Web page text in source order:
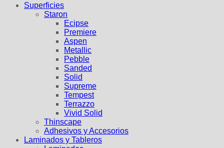
Superficies
Staron
Ecipse
Premiere
Aspen
Metallic
Pebble
Sanded
Solid
Supreme
Tempest
Terrazzo
Vivid Solid
Thinscape
Adhesivos y Accesorios
Laminados y Tableros